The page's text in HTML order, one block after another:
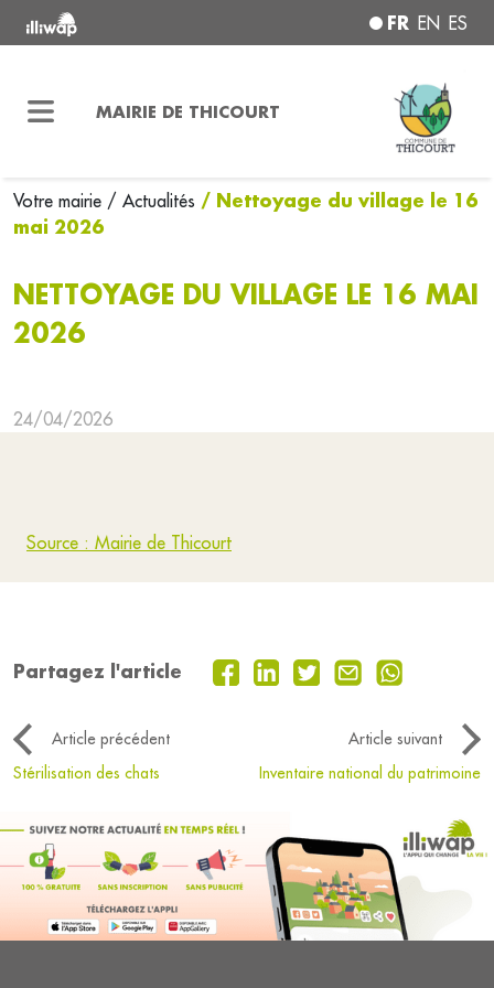
FR EN ES
MAIRIE DE THICOURT
Votre mairie / Actualités / Nettoyage du village le 16
mai 2026
NETTOYAGE DU VILLAGE LE 16 MAI
2026
24/04/2026
Source : Mairie de Thicourt
Partagez l'article
Article précédent
Article suivant
Stérilisation des chats
Inventaire national du patrimoine